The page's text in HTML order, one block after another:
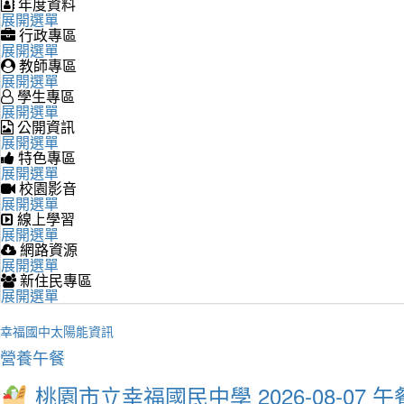
展開選單
行政專區
展開選單
教師專區
展開選單
學生專區
展開選單
公開資訊
展開選單
特色專區
展開選單
校園影音
展開選單
線上學習
展開選單
網路資源
展開選單
新住民專區
展開選單
幸福國中太陽能資訊
營養午餐
桃園市立幸福國民中學 2026-08-07 午